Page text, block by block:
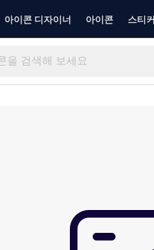
아이콘 디자이너 아이콘 스티커